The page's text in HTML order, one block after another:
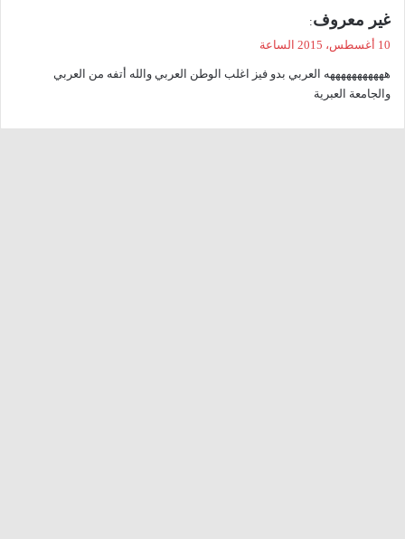
ي
ل
غير معروف:
10 أغسطس، 2015 الساعة
هههههههههههه العربي بدو فيز اغلب الوطن العربي والله أتفه من العربي
والجامعة العبرية